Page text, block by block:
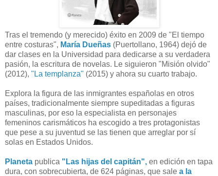
Tras el tremendo (y merecido) éxito en 2009 de "El tiempo
entre costuras", María Dueñas (Puertollano, 1964) dejó de
dar clases en la Universidad para dedicarse a su verdadera
pasión, la escritura de novelas. Le siguieron "Misión olvido"
(2012), "La templanza" (2015) y ahora su cuarto trabajo.
Explora la figura de las inmigrantes españolas en otros
países, tradicionalmente siempre supeditadas a figuras
masculinas, por eso la especialista en personajes
femeninos carismáticos ha escogido a tres protagonistas
que pese a su juventud se las tienen que arreglar por sí
solas en Estados Unidos.
Planeta publica "Las hijas del capitán", en edición en tapa
dura, con sobrecubierta, de 624 páginas, que sale a la